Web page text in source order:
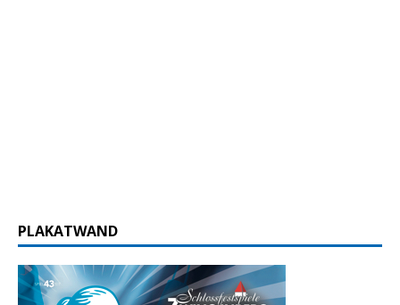
PLAKATWAND